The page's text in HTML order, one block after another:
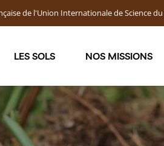
de l'Union Internationale de Science
LES SOLS NOS MISSIONS